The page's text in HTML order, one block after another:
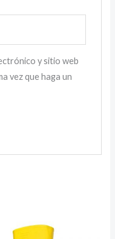
y sitio web
vez que haga un